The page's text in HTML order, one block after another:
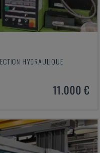
HYDRAULIQUE
11.000 €